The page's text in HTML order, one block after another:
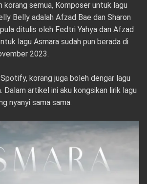
korang semua, Komposer untuk lagu
Belly adalah Afzad Bae dan Sharon
ditulis oleh Fedtri Yahya dan Afzad
lagu Asmara sudah pun berada di
2023.
korang juga boleh dengar lagu
Dalam artikel ini aku kongsikan lirik lagu
nyanyi sama sama.